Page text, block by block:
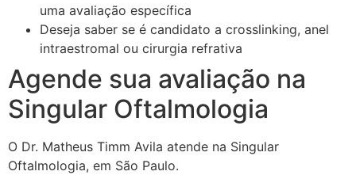
uma avaliação específica
Deseja saber se é candidato a crosslinking, anel
intraestromal ou cirurgia refrativa
Agende sua avaliação na
Singular Oftalmologia
O Dr. Matheus Timm Avila atende na Singular
Oftalmologia, em São Paulo.